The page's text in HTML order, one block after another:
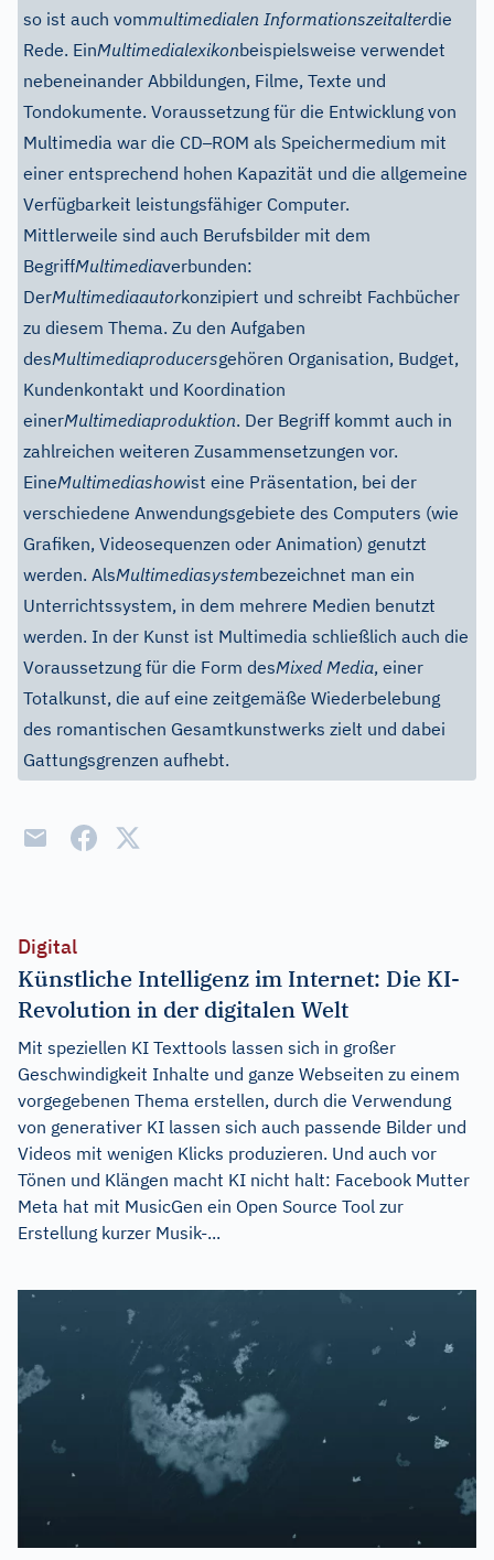
so ist auch vommultimedialen Informationszeitalterdie
Rede. EinMultimedialexikonbeispielsweise verwendet
nebeneinander Abbildungen, Filme, Texte und
Tondokumente. Voraussetzung für die Entwicklung von
Multimedia war die CD–ROM als Speichermedium mit
einer entsprechend hohen Kapazität und die allgemeine
Verfügbarkeit leistungsfähiger Computer.
Mittlerweile sind auch Berufsbilder mit dem
BegriffMultimediaverbunden:
DerMultimediaautorkonzipiert und schreibt Fachbücher
zu diesem Thema. Zu den Aufgaben
desMultimediaproducersgehören Organisation, Budget,
Kundenkontakt und Koordination
einerMultimediaproduktion. Der Begriff kommt auch in
zahlreichen weiteren Zusammensetzungen vor.
EineMultimediashowist eine Präsentation, bei der
verschiedene Anwendungsgebiete des Computers (wie
Grafiken, Videosequenzen oder Animation) genutzt
werden. AlsMultimediasystembezeichnet man ein
Unterrichtssystem, in dem mehrere Medien benutzt
werden. In der Kunst ist Multimedia schließlich auch die
Voraussetzung für die Form desMixed Media, einer
Totalkunst, die auf eine zeitgemäße Wiederbelebung
des romantischen Gesamtkunstwerks zielt und dabei
Gattungsgrenzen aufhebt.
Digital
Künstliche Intelligenz im Internet: Die KI-
Revolution in der digitalen Welt
Mit speziellen KI Texttools lassen sich in großer
Geschwindigkeit Inhalte und ganze Webseiten zu einem
vorgegebenen Thema erstellen, durch die Verwendung
von generativer KI lassen sich auch passende Bilder und
Videos mit wenigen Klicks produzieren. Und auch vor
Tönen und Klängen macht KI nicht halt: Facebook Mutter
Meta hat mit MusicGen ein Open Source Tool zur
Erstellung kurzer Musik-...